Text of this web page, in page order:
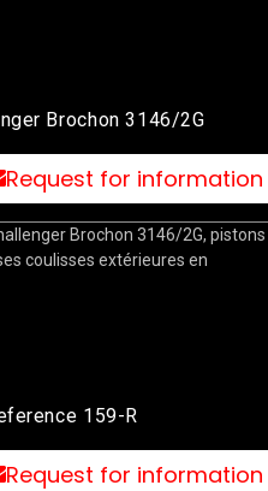
Brochon 3146/2G
Request for information
Brochon 3146/2G, pistons
coulisses extérieures en
159-R
Request for information